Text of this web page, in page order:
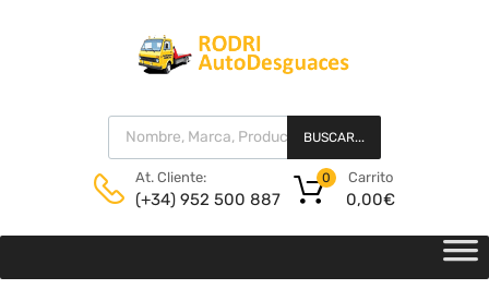
BUSCAR...
At. Cliente:
(+34) 952 500 887
Carrito
0,00€
0